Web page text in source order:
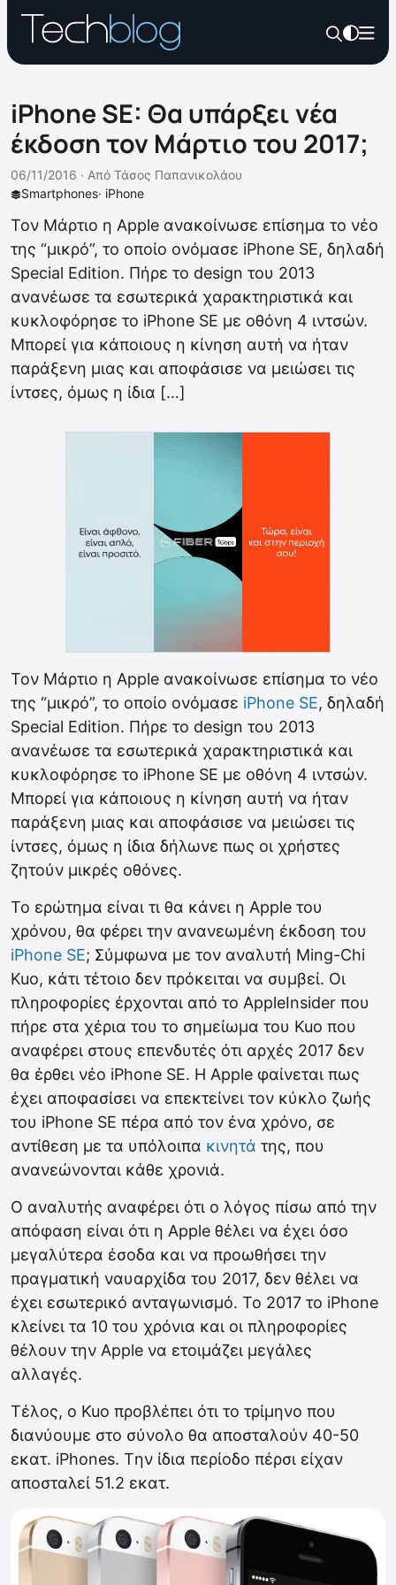
iPhone SE: Θα υπάρξει νέα
έκδοση τον Μάρτιο του 2017;
Smartphones· iPhone
06/11/2016 · Από Τάσος Παπανικολάου
Τον Μάρτιο η Apple ανακοίνωσε επίσημα το νέο
της “μικρό”, το οποίο ονόμασε iPhone SE, δηλαδή
Special Edition. Πήρε το design του 2013
ανανέωσε τα εσωτερικά χαρακτηριστικά και
κυκλοφόρησε το iPhone SE με οθόνη 4 ιντσών.
Μπορεί για κάποιους η κίνηση αυτή να ήταν
παράξενη μιας και αποφάσισε να μειώσει τις
ίντσες, όμως η ίδια […]
Τον Μάρτιο η Apple ανακοίνωσε επίσημα το νέο
της “μικρό”, το οποίο ονόμασε iPhone SE, δηλαδή
Special Edition. Πήρε το design του 2013
ανανέωσε τα εσωτερικά χαρακτηριστικά και
κυκλοφόρησε το iPhone SE με οθόνη 4 ιντσών.
Μπορεί για κάποιους η κίνηση αυτή να ήταν
παράξενη μιας και αποφάσισε να μειώσει τις
ίντσες, όμως η ίδια δήλωνε πως οι χρήστες
ζητούν μικρές οθόνες.
Το ερώτημα είναι τι θα κάνει η Apple του
χρόνου, θα φέρει την ανανεωμένη έκδοση του
iPhone SE; Σύμφωνα με τον αναλυτή Ming-Chi
Kuo, κάτι τέτοιο δεν πρόκειται να συμβεί. Οι
πληροφορίες έρχονται από το AppleInsider που
πήρε στα χέρια του το σημείωμα του Kuo που
αναφέρει στους επενδυτές ότι αρχές 2017 δεν
θα έρθει νέο iPhone SE. Η Apple φαίνεται πως
έχει αποφασίσει να επεκτείνει τον κύκλο ζωής
του iPhone SE πέρα από τον ένα χρόνο, σε
αντίθεση με τα υπόλοιπα κινητά της, που
ανανεώνονται κάθε χρονιά.
Ο αναλυτής αναφέρει ότι ο λόγος πίσω από την
απόφαση είναι ότι η Apple θέλει να έχει όσο
μεγαλύτερα έσοδα και να προωθήσει την
πραγματική ναυαρχίδα του 2017, δεν θέλει να
έχει εσωτερικό ανταγωνισμό. Το 2017 το iPhone
κλείνει τα 10 του χρόνια και οι πληροφορίες
θέλουν την Apple να ετοιμάζει μεγάλες
αλλαγές.
Τέλος, ο Kuo προβλέπει ότι το τρίμηνο που
διανύουμε στο σύνολο θα αποσταλούν 40-50
εκατ. iPhones. Tην ίδια περίοδο πέρσι είχαν
αποσταλεί 51.2 εκατ.